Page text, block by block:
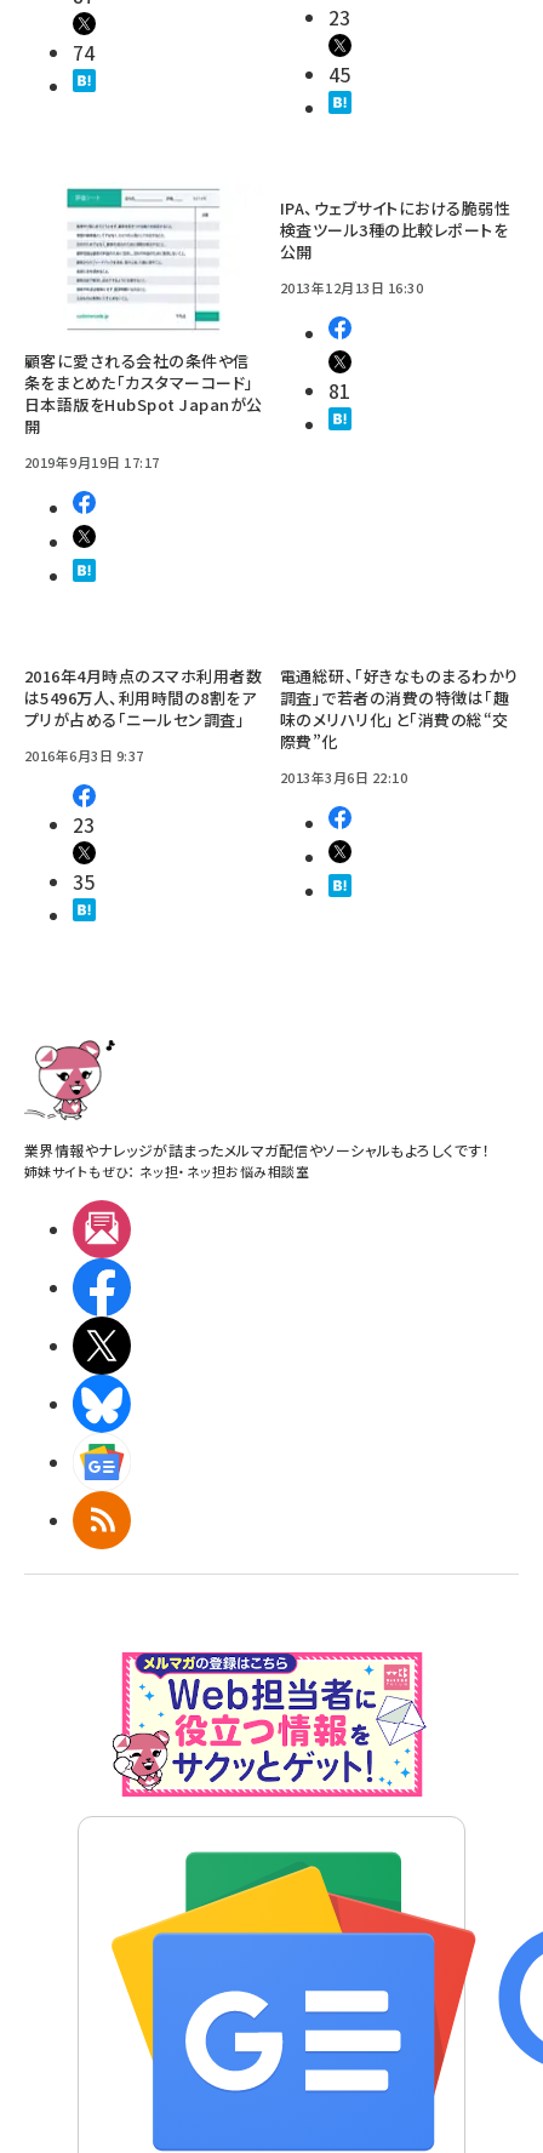
74
23
45
顧客に愛される会社の条件や信
条をまとめた「カスタマーコード」
日本語版をHubSpot Japanが公
開
2019年9月19日 17:17
IPA、ウェブサイトにおける脆弱性
検査ツール3種の比較レポートを
公開
2013年12月13日 16:30
81
2016年4月時点のスマホ利用者数
は5496万人、利用時間の8割をア
プリが占める「ニールセン調査」
2016年6月3日 9:37
23
35
電通総研、「好きなものまるわかり
調査」で若者の消費の特徴は「趣
味のメリハリ化」と「消費の総“交
際費”化
2013年3月6日 22:10
業界情報やナレッジが詰まったメルマガ配信やソーシャルもよろしくです！
姉妹サイトもぜひ： ネッ担・ ネッ担お悩み相談室
RSS